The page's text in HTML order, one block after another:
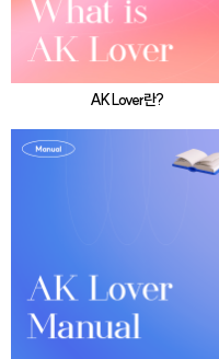
AK Lover란?